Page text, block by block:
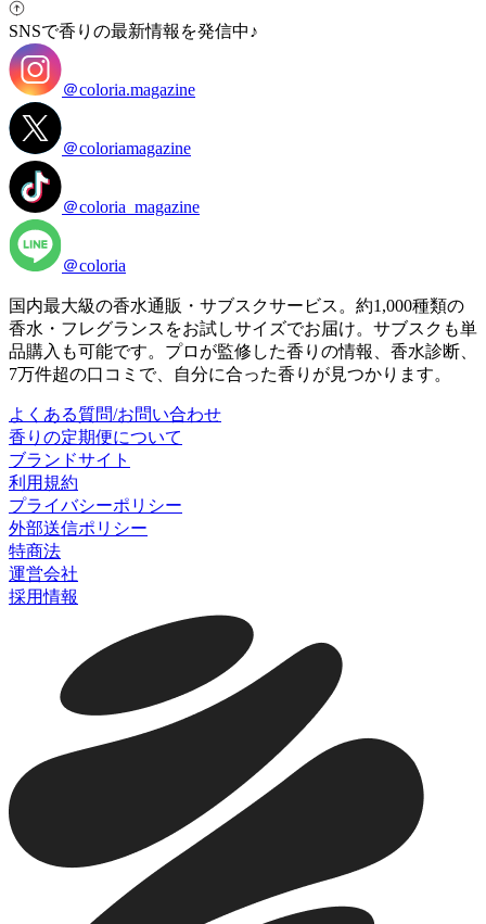
SNSで香りの最新情報を発信中♪
＠coloria.magazine
＠coloriamagazine
＠coloria_magazine
＠coloria
国内最大級の香水通販・サブスクサービス。約1,000種類の
香水・フレグランスをお試しサイズでお届け。サブスクも単
品購入も可能です。プロが監修した香りの情報、香水診断、
7万件超の口コミで、自分に合った香りが見つかります。
よくある質問/お問い合わせ
香りの定期便について
ブランドサイト
利用規約
プライバシーポリシー
外部送信ポリシー
特商法
運営会社
採用情報